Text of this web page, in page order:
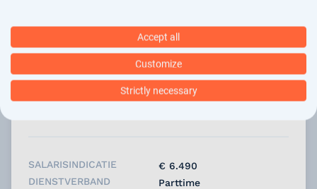
Ben jij op zoek naar een uitdagende rol in
Drenthe met een uitstekende werk-
privébalans, hoog salaris en volop kansen voor
professionele groei? Solliciteer nu en ontdek
SALARISINDICATIE
€ 6.490
DIENSTVERBAND
Parttime
Accept all
Customize
Strictly necessary